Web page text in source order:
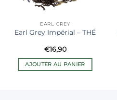
EARL GREY
Earl Grey Impérial – THÉ
€16,90
AJOUTER AU PANIER